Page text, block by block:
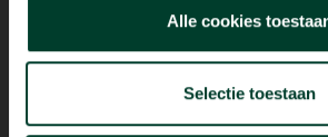
Alle cookies
Selectie toestaan